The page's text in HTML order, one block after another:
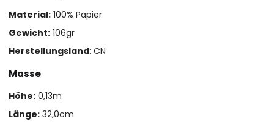
Material: 100% Papier
Gewicht: 106gr
Herstellungsland: CN
Masse
Höhe: 0,13m
Länge: 32,0cm